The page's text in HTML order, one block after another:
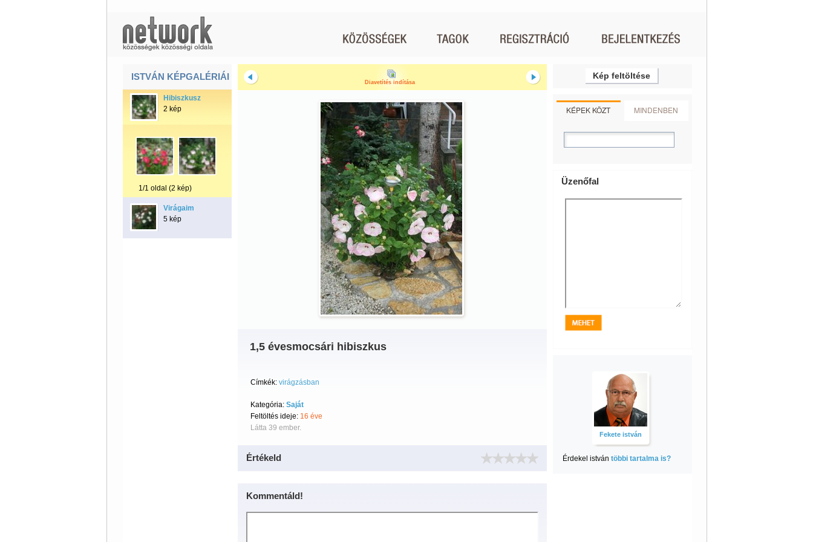
ISTVÁN KÉPGALÉRIÁI
Hibiszkusz
2 kép
1/1 oldal (2 kép)
Virágaim
5 kép
Diavetítés indítása
1,5 évesmocsári hibiszkus
Címkék: virágzásban
Kategória: Saját
Feltöltés ideje: 16 éve
Látta 39 ember.
Értékeld
Kommentáld!
Kép feltöltése
KÉPEK KÖZT MINDENBEN
Üzenőfal
Fekete istván
Érdekel istván többi tartalma is?